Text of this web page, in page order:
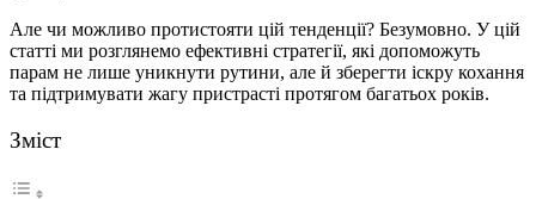
Але чи можливо протистояти цій тенденції? Безумовно. У цій
статті ми розглянемо ефективні стратегії, які допоможуть
парам не лише уникнути рутини, але й зберегти іскру кохання
та підтримувати жагу пристрасті протягом багатьох років.
Зміст